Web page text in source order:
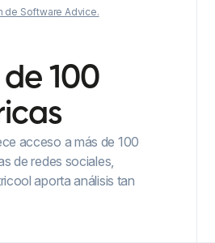
de Software Advice.
100
acceso a más de 100
de redes sociales,
aporta análisis tan